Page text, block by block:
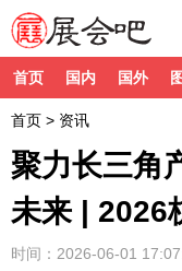
首页 国内 国外
首页 > 资讯
聚力长三角
未来 | 2026
时间：2026-06-01